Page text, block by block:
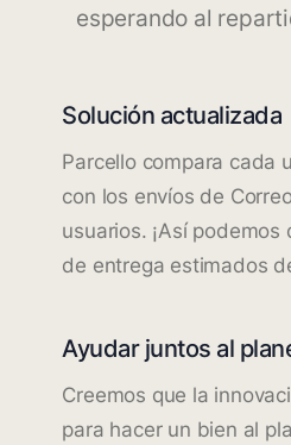
esperando al
Solución actualizada
Parcello compara cada
con los envíos de
usuarios. ¡Así
de entrega estimados
Ayudar juntos al
Creemos que la
para hacer un bien al